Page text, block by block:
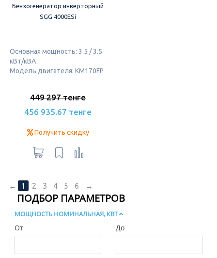
Бензогенератор инверторный
SGG 4000ESi
Основная мощность: 3.5 / 3.5
кВт/кВА
Модель двигателя: KM170FP
449 297 тенге
456 935.67 тенге
Получить скидку
← 1 2 3 4 5 6 →
ПОДБОР ПАРАМЕТРОВ
МОЩНОСТЬ НОМИНАЛЬНАЯ, КВТ
От До